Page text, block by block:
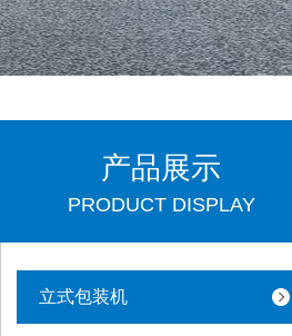
产品展示
PRODUCT DISPLAY
立式包装机